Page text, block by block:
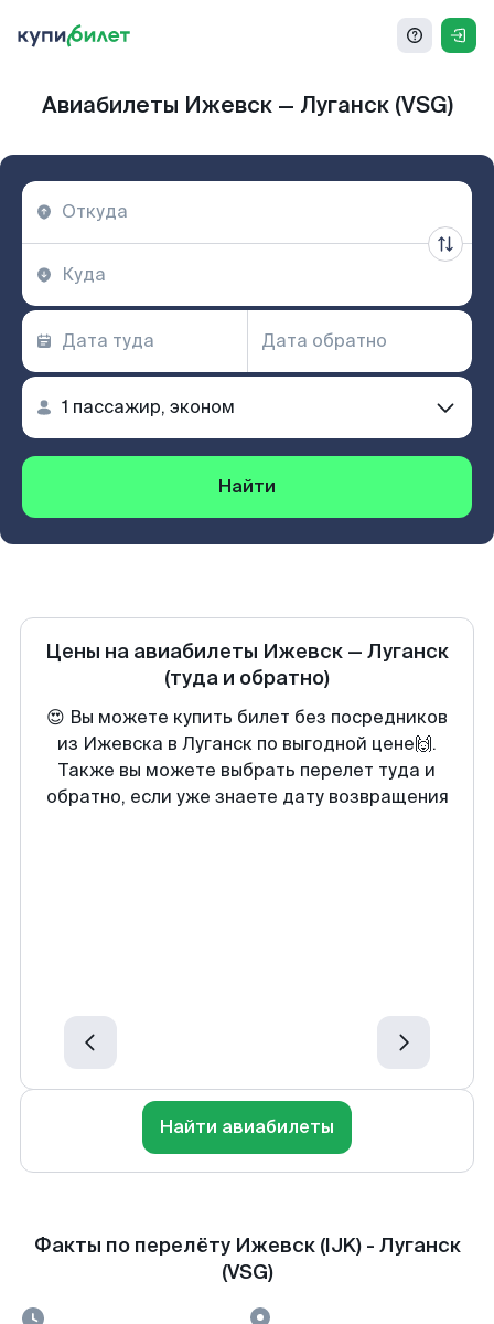
Авиабилеты Ижевск — Луганск (VSG)
Найти
Цены на авиабилеты Ижевск — Луганск
(туда и обратно)
😍 Вы можете купить билет без посредников
из Ижевска в Луганск по выгодной цене🙌.
Также вы можете выбрать перелет туда и
обратно, если уже знаете дату возвращения
Найти авиабилеты
Факты по перелёту Ижевск (IJK) - Луганск
(VSG)